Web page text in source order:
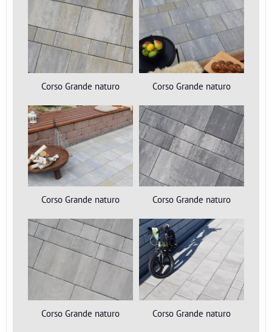
Corso Grande naturo Corso Grande naturo
Corso Grande naturo Corso Grande naturo
Corso Grande naturo Corso Grande naturo